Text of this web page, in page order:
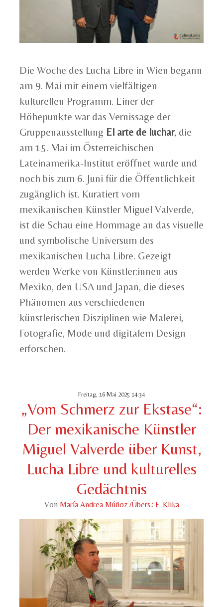
Die Woche des Lucha Libre in Wien begann
am 9. Mai mit einem vielfältigen
kulturellen Programm. Einer der
Höhepunkte war das Vernissage der
Gruppenausstellung El arte de luchar, die
am 15. Mai im Österreichischen
Lateinamerika-Institut eröffnet wurde und
noch bis zum 6. Juni für die Öffentlichkeit
zugänglich ist. Kuratiert vom
mexikanischen Künstler Miguel Valverde,
ist die Schau eine Hommage an das visuelle
und symbolische Universum des
mexikanischen Lucha Libre. Gezeigt
werden Werke von Künstler:innen aus
Mexiko, den USA und Japan, die dieses
Phänomen aus verschiedenen
künstlerischen Disziplinen wie Malerei,
Fotografie, Mode und digitalem Design
erforschen.
Freitag, 16 Mai 2025 14:34
„Vom Schmerz zur Ekstase“:
Der mexikanische Künstler
Miguel Valverde über Kunst,
Lucha Libre und kulturelles
Gedächtnis
Von María Andrea Múñoz /Übers.: F. Klika